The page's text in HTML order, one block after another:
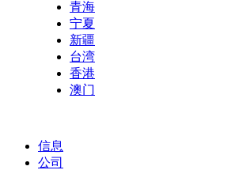
青海
宁夏
新疆
台湾
香港
澳门
信息
公司